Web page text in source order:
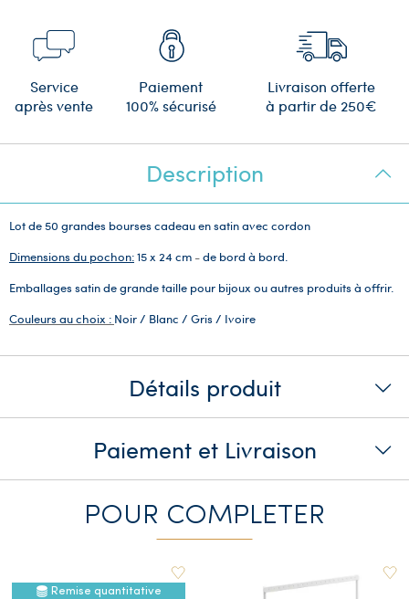
Service
après vente
Paiement
100% sécurisé
Livraison offerte
à partir de 250€
Description
Lot de 50 grandes bourses cadeau en satin avec cordon
Dimensions du pochon:15 x 24 cm -de bord à bord.
Emballages satin de grande taille pour bijoux ou autres produits à offrir.
Couleurs au choix : Noir / Blanc / Gris / Ivoire
Détails produit
Paiement et Livraison
POUR COMPLETER
Remise quantitative